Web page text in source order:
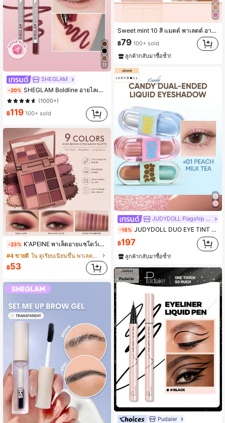
11
SHEGLAM
-20% SHEGLAM Boldline อายไลเนอร์เจลมัลติฟังก์ชั่นติดทนนาน-Burgundy เครื่องสำอางแบรนด์ความงามและเมคอัพสำหรับผู้หญิงและเด็กผู้หญิง
#4 ขายดี
(1000+)
#4 ขายดี
(1000+)
#4 ขายดี
(1000+)
ใน ดินสออายไลเนอร์ อายไลเนอร์
(1000+)
฿119 100+ sold
-23% K'APEINE พาเล็ตอายแชโดว์เนื้อแมตต์ 9 สี พร้อมกระจกในตัว โทนสีกลาง น้ำตาล ม่วง เอิร์ธโทน เม็ดสีแน่น กันเหงื่อ สำหรับแต่งตาควันวันประจำวัน เครื่องสำอางแบบถาด
#4 ขายดี
ใน ดูเรียบเนียนขึ้น พาเลตต์อายแชโดว์
฿53
Sweet mint 10 สี แมตต์ พาเลตต์ อายแชโดว์ , 1 ชิ้น อย่างสูง เม็ดสี กันน้ำ ทนทาน อายแชโดว์ ถาด อายแชโดว์
฿79 100+ sold
ลูกค้ากลับมาซื้อซ้ำ!
JUDYDOLL Flagship Store
-18% JUDYDOLL DUO EYE TINT อายแชโดว์ลิควิดสองหัว ขนาดมินิ รุ่น Limited Edition Pocket Candy Series เนื้อแมตต์ ชิมเมอร์ กลิตเตอร์ ไฮไลท์ สีสันสดใส ติดทนนาน เม็ดสีชัด
฿197
ลูกค้ากลับมาซื้อซ้ำ!
Pudaier